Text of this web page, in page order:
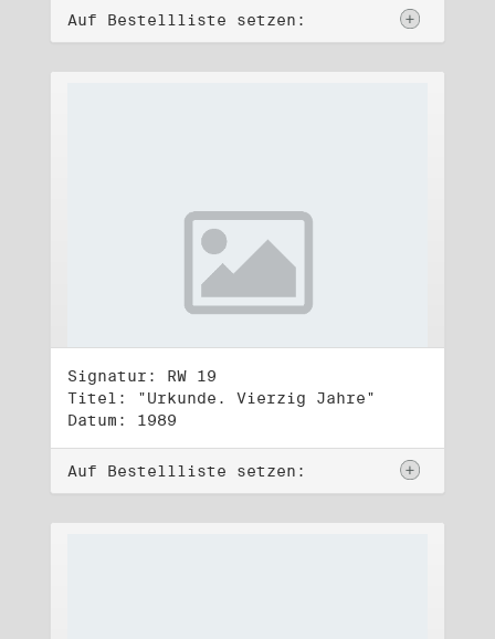
Auf Bestellliste setzen:
Signatur: RW 19
Titel: "Urkunde. Vierzig Jahre"
Datum: 1989
Auf Bestellliste setzen: